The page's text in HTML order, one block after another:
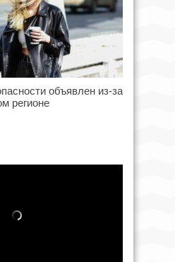
объявлен из-за
регионе